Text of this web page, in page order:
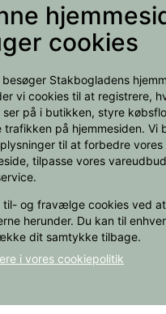
cookies
Stakbogladens
vi cookies til at registrere,
ser på i butikken, styre
trafikken på hjemmesiden. Vi
til at forbedre vores
tilpasse vores
til- og fravælge cookies ved
herunder. Du kan til
dit samtykke tilbage.
i vores cookiepolitik
A/S